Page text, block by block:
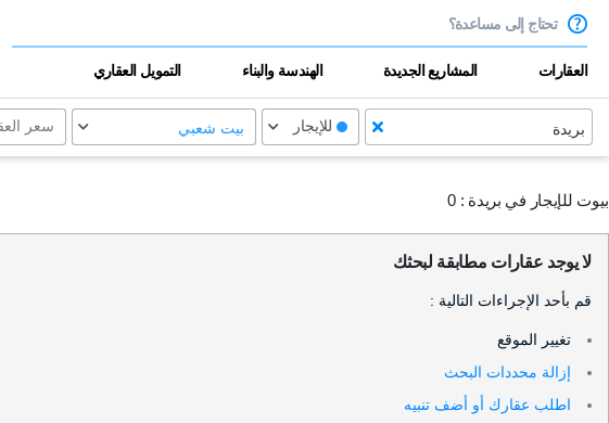
تحتاج إلى مساعدة؟
العقارات المشاريع الجديدة الهندسة والبناء التمويل العقاري
بريدة للإيجار بیت شعبي سعر
بيوت للإيجار في بريدة : 0
لا يوجد عقارات مطابقة لبحثك
قم بأحد الإجراءات التالية :
تغيير الموقع
إزالة محددات البحث
اطلب عقارك أو أضف تنبيه